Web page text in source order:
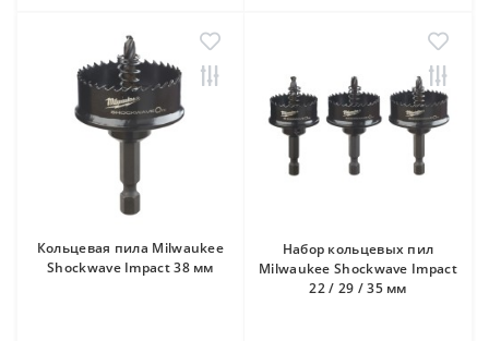
Кольцевая пила Milwaukee
Shockwave Impact 38 мм
Набор кольцевых пил
Milwaukee Shockwave Impact
22 / 29 / 35 мм